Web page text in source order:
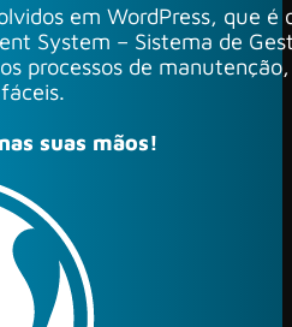
em WordPress, que
System – Sistema de
processos de
suas mãos!